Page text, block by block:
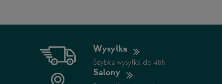
Wysyłka
Szybka wysyłka do 48h
Salony